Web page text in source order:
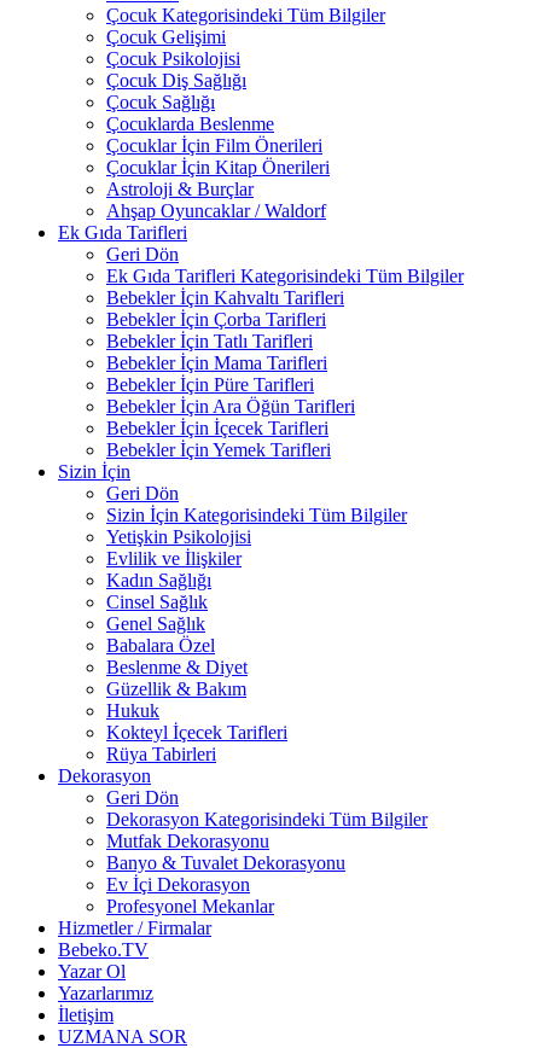
Çocuk Kategorisindeki Tüm Bilgiler
Çocuk Gelişimi
Çocuk Psikolojisi
Çocuk Diş Sağlığı
Çocuk Sağlığı
Çocuklarda Beslenme
Çocuklar İçin Film Önerileri
Çocuklar İçin Kitap Önerileri
Astroloji & Burçlar
Ahşap Oyuncaklar / Waldorf
Ek Gıda Tarifleri
Geri Dön
Ek Gıda Tarifleri Kategorisindeki Tüm Bilgiler
Bebekler İçin Kahvaltı Tarifleri
Bebekler İçin Çorba Tarifleri
Bebekler İçin Tatlı Tarifleri
Bebekler İçin Mama Tarifleri
Bebekler İçin Püre Tarifleri
Bebekler İçin Ara Öğün Tarifleri
Bebekler İçin İçecek Tarifleri
Bebekler İçin Yemek Tarifleri
Sizin İçin
Geri Dön
Sizin İçin Kategorisindeki Tüm Bilgiler
Yetişkin Psikolojisi
Evlilik ve İlişkiler
Kadın Sağlığı
Cinsel Sağlık
Genel Sağlık
Babalara Özel
Beslenme & Diyet
Güzellik & Bakım
Hukuk
Kokteyl İçecek Tarifleri
Rüya Tabirleri
Dekorasyon
Geri Dön
Dekorasyon Kategorisindeki Tüm Bilgiler
Mutfak Dekorasyonu
Banyo & Tuvalet Dekorasyonu
Ev İçi Dekorasyon
Profesyonel Mekanlar
Hizmetler / Firmalar
Bebeko.TV
Yazar Ol
Yazarlarımız
İletişim
UZMANA SOR